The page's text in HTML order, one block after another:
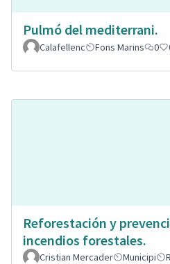
Pulmó del mediterrani.
Calafellenc
Fons Marins 0
Reforestación y
incendios forestales.
Cristian Mercader Municipi